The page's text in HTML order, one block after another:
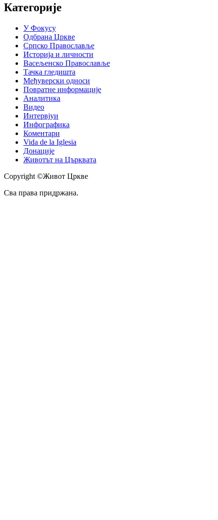
Категорије
У Фокусу
Одбрана Цркве
Српско Православље
Историја и личности
Васељенско Православље
Тачка гледишта
Међуверски односи
Повратне информације
Аналитика
Видео
Интервјуи
Инфографика
Коментари
Vida de la Iglesia
Донације
Животът на Църквата
Copyright ©Живот Цркве
Сва права придржана.